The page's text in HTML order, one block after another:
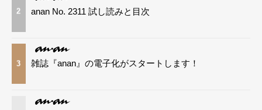
2 anan No. 2311 試し読みと目次
3 雑誌『anan』の電子化がスタートします！